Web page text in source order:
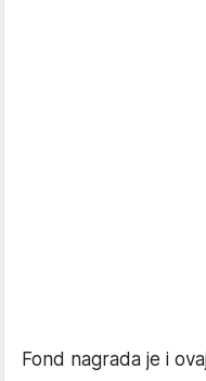
Fond nagrada je i